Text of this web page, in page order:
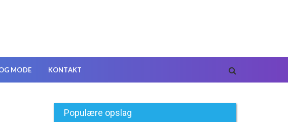
MODE KONTAKT
Populære opslag